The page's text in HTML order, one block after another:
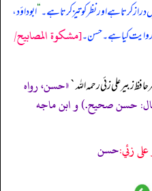
دراز کرتا ہے اور نظر کو تیز کرتا ہے۔“ابوداؤد،
کیا ہے۔ حسن۔[مشكوة المصابيح/
زبير على زئي رحمه الله`«حسن، رواه
(4061) و الترمذي (994 و قال: حسن صحيح.) و ابن ماجه
زئي:حسن